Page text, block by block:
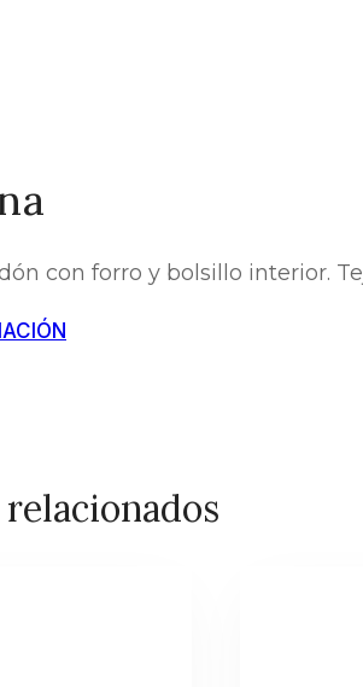
con forro y bolsillo interior.